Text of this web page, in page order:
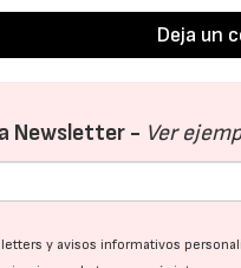
Deja un
Newsletter - Ver
y avisos informativos